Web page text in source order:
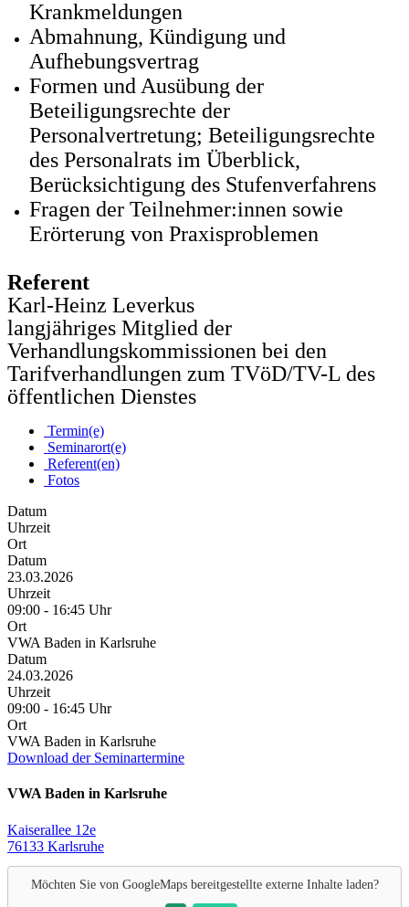
Krankmeldungen
Abmahnung, Kündigung und
Aufhebungsvertrag
Formen und Ausübung der
Beteiligungsrechte der
Personalvertretung; Beteiligungsrechte
des Personalrats im Überblick,
Berücksichtigung des Stufenverfahrens
Fragen der Teilnehmer:innen sowie
Erörterung von Praxisproblemen
Referent
Karl-Heinz Leverkus
langjähriges Mitglied der
Verhandlungskommissionen bei den
Tarifverhandlungen zum TVöD/TV-L des
öffentlichen Dienstes
Termin(e)
Seminarort(e)
Referent(en)
Fotos
Datum
Uhrzeit
Ort
Datum
23.03.2026
Uhrzeit
09:00 - 16:45 Uhr
Ort
VWA Baden in Karlsruhe
Datum
24.03.2026
Uhrzeit
09:00 - 16:45 Uhr
Ort
VWA Baden in Karlsruhe
Download der Seminartermine
VWA Baden in Karlsruhe
Kaiserallee 12e
76133 Karlsruhe
Möchten Sie von GoogleMapsbereitgestellte externe Inhalte laden?